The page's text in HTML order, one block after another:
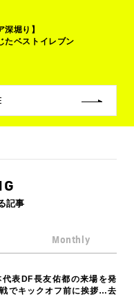
深堀り】
たベストイレブン
記事
Monthly
代表DF長友佑都の来場を発
でキックオフ前に挨拶…去